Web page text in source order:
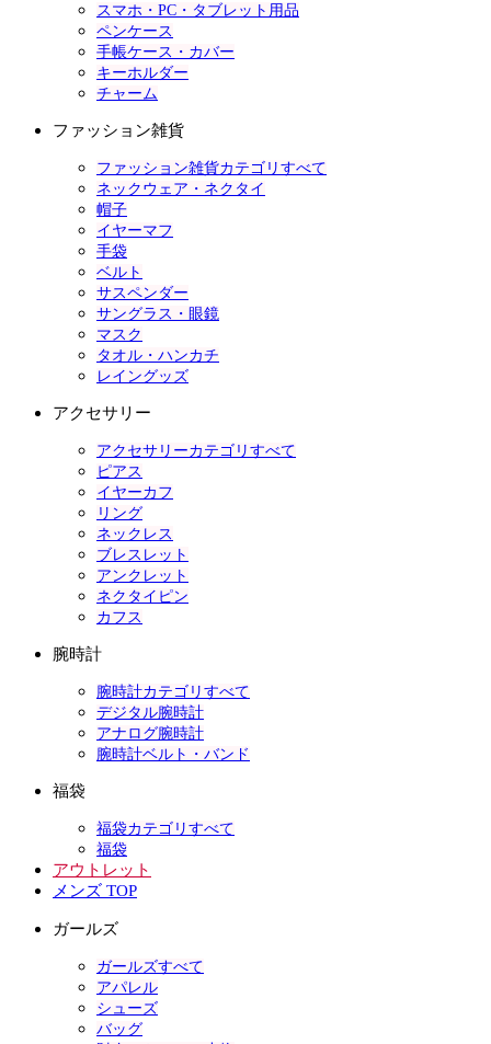
スマホ・PC・タブレット用品
ペンケース
手帳ケース・カバー
キーホルダー
チャーム
ファッション雑貨
ファッション雑貨カテゴリすべて
ネックウェア・ネクタイ
帽子
イヤーマフ
手袋
ベルト
サスペンダー
サングラス・眼鏡
マスク
タオル・ハンカチ
レイングッズ
アクセサリー
アクセサリーカテゴリすべて
ピアス
イヤーカフ
リング
ネックレス
ブレスレット
アンクレット
ネクタイピン
カフス
腕時計
腕時計カテゴリすべて
デジタル腕時計
アナログ腕時計
腕時計ベルト・バンド
福袋
福袋カテゴリすべて
福袋
アウトレット
メンズ TOP
ガールズ
ガールズすべて
アパレル
シューズ
バッグ